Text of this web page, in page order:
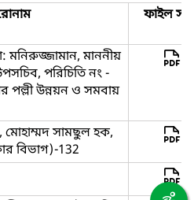
ফাইল
মাননীয়
পরিচিতি নং -
পল্লী উন্নয়ন ও সমবায়
সামছুল হক,
বিভাগ)-132